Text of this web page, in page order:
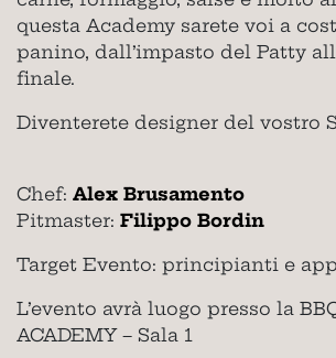
questa Academy sarete voi a
panino, dall’impasto del Patty
finale.
Diventerete designer del vostro
Chef: Alex Brusamento
Pitmaster: Filippo Bordin
Target Evento: principianti e
L’evento avrà luogo presso la
ACADEMY – Sala 1